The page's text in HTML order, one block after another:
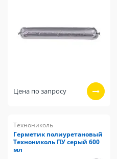
Цена по запросу
Технониколь
Герметик полиуретановый
Технониколь ПУ серый 600
мл